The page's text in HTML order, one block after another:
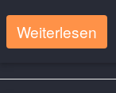
Weiterlesen